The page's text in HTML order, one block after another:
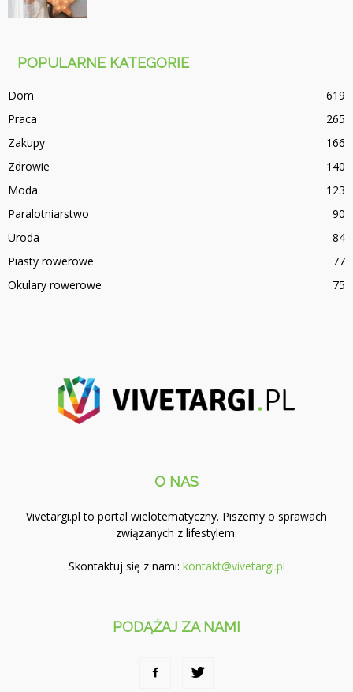
POPULARNE KATEGORIE
Dom
619
Praca
265
Zakupy
166
Zdrowie
140
Moda
123
Paralotniarstwo
90
Uroda
84
Piasty rowerowe
77
Okulary rowerowe
75
O NAS
Vivetargi.pl to portal wielotematyczny. Piszemy o sprawach
związanych z lifestylem.
Skontaktuj się z nami: kontakt@vivetargi.pl
PODĄŻAJ ZA NAMI